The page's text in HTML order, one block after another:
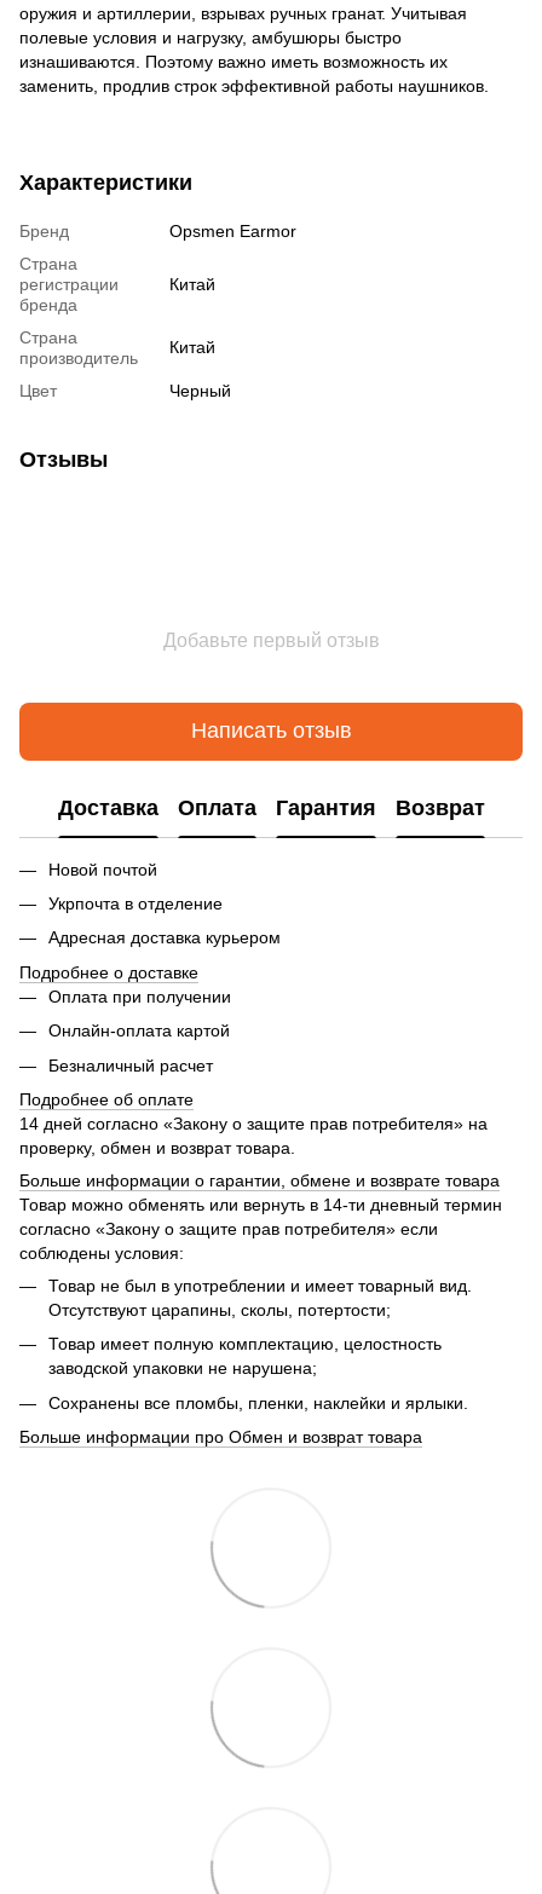
оружия и артиллерии, взрывах ручных гранат. Учитывая
полевые условия и нагрузку, амбушюры быстро
изнашиваются. Поэтому важно иметь возможность их
заменить, продлив строк эффективной работы наушников.
Характеристики
Бренд
Opsmen Earmor
Страна
регистрации
бренда
Китай
Страна
производитель
Китай
Цвет Черный
Отзывы
Добавьте первый отзыв
Написать отзыв
Доставка Оплата Гарантия Возврат
Новой почтой
Укрпочта в отделение
Адресная доставка курьером
Подробнее о доставке
Оплата при получении
Онлайн-оплата картой
Безналичный расчет
Подробнее об оплате
14 дней согласно «Закону о защите прав потребителя» на
проверку, обмен и возврат товара.
Больше информации о гарантии, обмене и возврате товара
Товар можно обменять или вернуть в 14-ти дневный термин
согласно «Закону о защите прав потребителя» если
соблюдены условия:
Товар не был в употреблении и имеет товарный вид.
Отсутствуют царапины, сколы, потертости;
Товар имеет полную комплектацию, целостность
заводской упаковки не нарушена;
Сохранены все пломбы, пленки, наклейки и ярлыки.
Больше информации про Обмен и возврат товара